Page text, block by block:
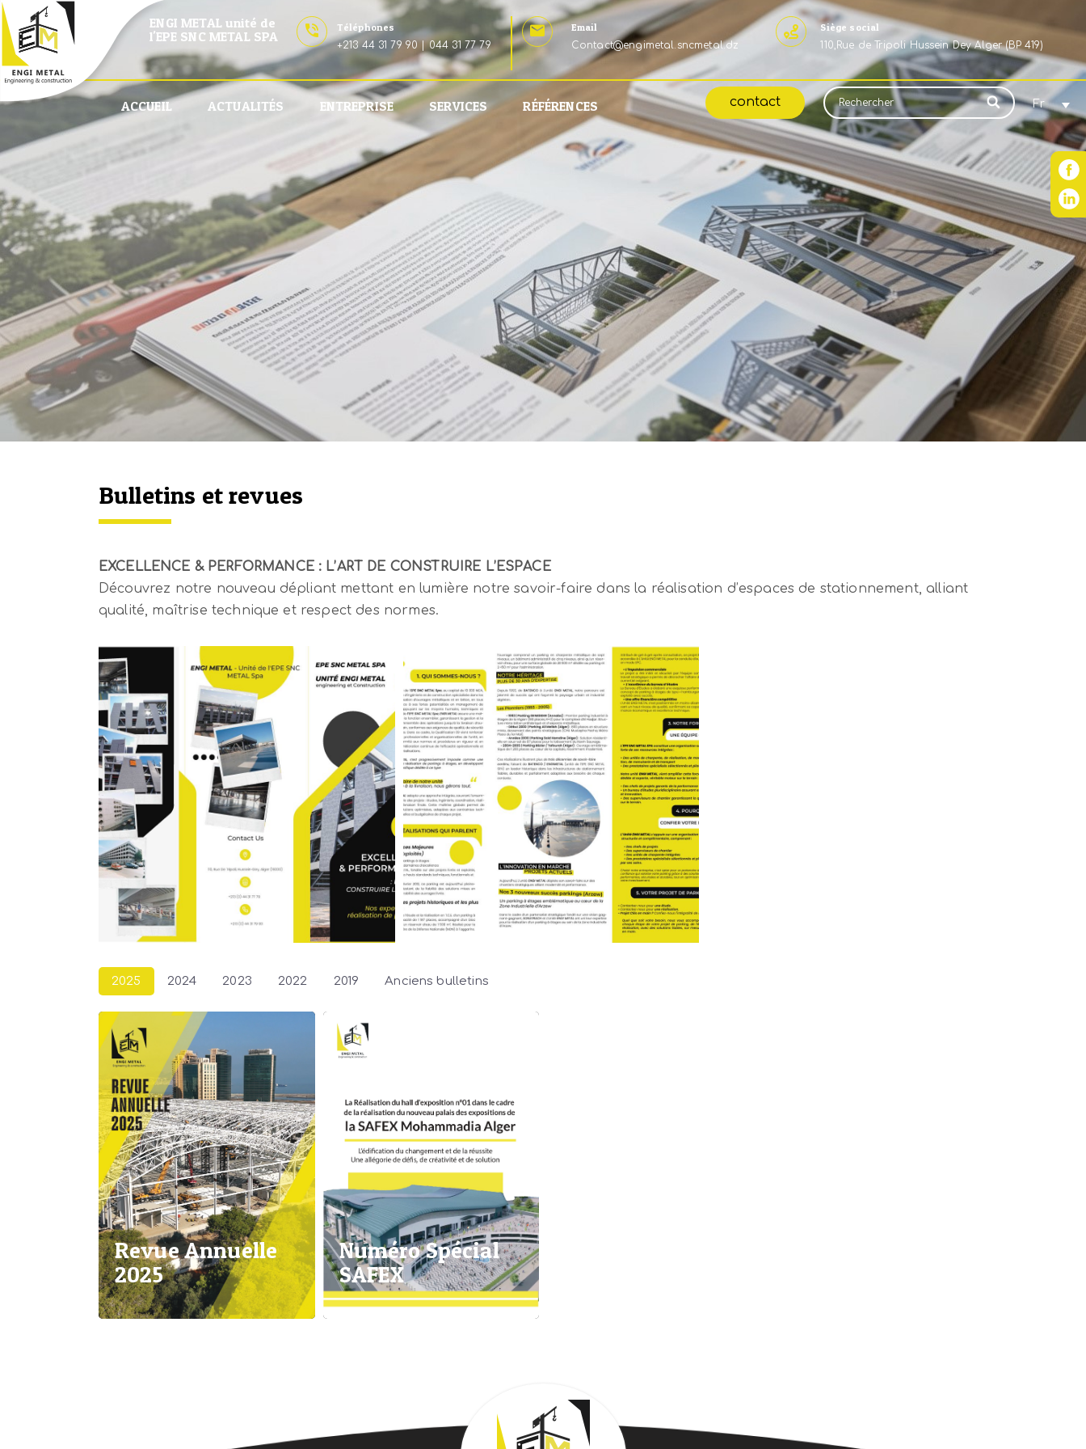
ENGI METAL unité de
l'EPE SNC METAL SPA
Téléphones
+213 44 31 79 90 | 044 31 77 79
Email
Contact@engimetal.sncmetal.dz
Siège social
110,Rue de Tripoli Hussein Dey Alger (BP 419)
ACCUEIL ACTUALITÉS ENTREPRISE SERVICES RÉFÉRENCES contact Fr
Bulletins et revues
EXCELLENCE & PERFORMANCE : L’ART DE CONSTRUIRE L’ESPACE
Découvrez notre nouveau dépliant mettant en lumière notre savoir-faire dans la réalisation d’espaces de stationnement, alliant
qualité, maîtrise technique et respect des normes.
2025 2024 2023 2022 2019 Anciens bulletins
Revue Annuelle
2025
Numéro Spécial
SAFEX